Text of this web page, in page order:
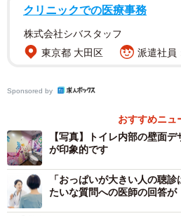
デザインは一般から公募して選
京都府で初めてとなるアートトイ
ら利用を開始した。
クリニックでの医療事務
株式会社シバスタッフ
東京都 大田区
派遣社員
Sponsored by
おすすめニュ
【写真】トイレ内部の壁面
が印象的です
「おっぱいが大きい人の聴
たいな質問への医師の回答